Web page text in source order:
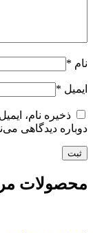
نام *
ایمیل *
ذخیره نام،
دوباره دیدگاهی
محصولات